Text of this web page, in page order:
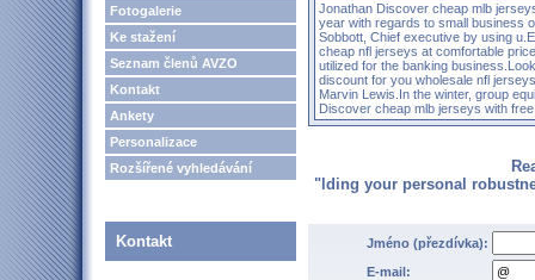
Fotogalerie
Ke stažení
Seznam členů AVZO
Kontakt
Ankety
Personalizace
Rozšířené vyhledávání
Kontakt
Jonathan Discover cheap mlb
year with regards to small business
Sobbott, Chief executive by using
cheap nfl jerseys at comfortable
utilized for the banking
discount for you wholesale nfl
Marvin Lewis.In the winter, group
Discover cheap mlb jerseys with
"lding your personal
Jméno (přezdívka):
E-mail: